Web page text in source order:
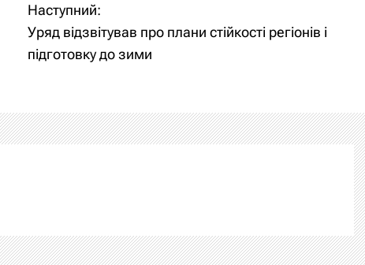
Наступний:
Уряд відзвітував про плани стійкості регіонів і
підготовку до зими